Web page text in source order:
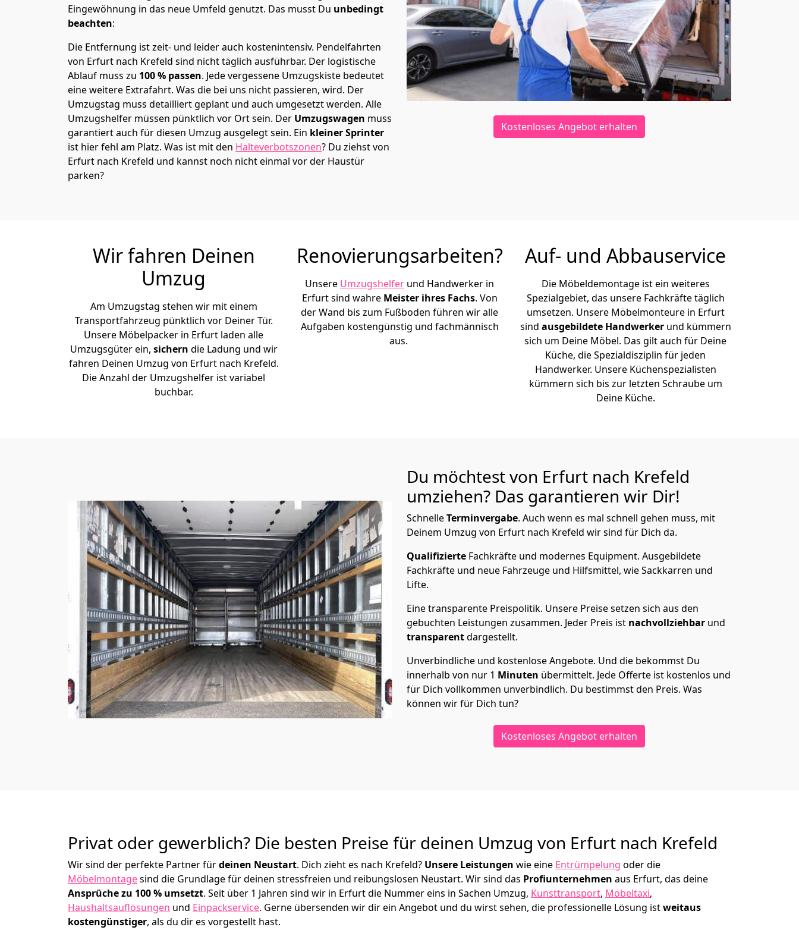
Eingewöhnung in das neue Umfeld genutzt. Das musst Du unbedingt
beachten:
Die Entfernung ist zeit- und leider auch kostenintensiv. Pendelfahrten
von Erfurt nach Krefeld sind nicht täglich ausführbar. Der logistische
Ablauf muss zu 100 % passen. Jede vergessene Umzugskiste bedeutet
eine weitere Extrafahrt. Was die bei uns nicht passieren, wird. Der
Umzugstag muss detailliert geplant und auch umgesetzt werden. Alle
Umzugshelfer müssen pünktlich vor Ort sein. Der Umzugswagen muss
garantiert auch für diesen Umzug ausgelegt sein. Ein kleiner Sprinter
ist hier fehl am Platz. Was ist mit den Halteverbotszonen? Du ziehst von
Erfurt nach Krefeld und kannst noch nicht einmal vor der Haustür
parken?
Kostenloses Angebot erhalten
Wir fahren Deinen
Umzug
Am Umzugstag stehen wir mit einem
Transportfahrzeug pünktlich vor Deiner Tür.
Unsere Möbelpacker in Erfurt laden alle
Umzugsgüter ein, sichern die Ladung und wir
fahren Deinen Umzug von Erfurt nach Krefeld.
Die Anzahl der Umzugshelfer ist variabel
buchbar.
Renovierungsarbeiten?
Unsere Umzugshelfer und Handwerker in
Erfurt sind wahre Meister ihres Fachs. Von
der Wand bis zum Fußboden führen wir alle
Aufgaben kostengünstig und fachmännisch
aus.
Auf- und Abbauservice
Die Möbeldemontage ist ein weiteres
Spezialgebiet, das unsere Fachkräfte täglich
umsetzen. Unsere Möbelmonteure in Erfurt
sind ausgebildete Handwerker und kümmern
sich um Deine Möbel. Das gilt auch für Deine
Küche, die Spezialdisziplin für jeden
Handwerker. Unsere Küchenspezialisten
kümmern sich bis zur letzten Schraube um
Deine Küche.
Du möchtest von Erfurt nach Krefeld
umziehen? Das garantieren wir Dir!
SchnelleTerminvergabe. Auch wenn es mal schnell gehen muss, mit
Deinem Umzug von Erfurt nach Krefeld wir sind für Dich da.
Qualifizierte Fachkräfte und modernes Equipment. Ausgebildete
Fachkräfte und neue Fahrzeuge und Hilfsmittel, wie Sackkarren und
Lifte.
Eine transparente Preispolitik. Unsere Preise setzen sich aus den
gebuchten Leistungen zusammen. Jeder Preis ist nachvollziehbar und
transparentdargestellt.
Unverbindliche und kostenlose Angebote. Und die bekommst Du
innerhalb von nur 1 Minuten übermittelt. Jede Offerte ist kostenlos und
für Dich vollkommen unverbindlich. Du bestimmst den Preis. Was
können wir für Dich tun?
Kostenloses Angebot erhalten
Privat oder gewerblich? Die besten Preise für deinen Umzug von Erfurt nach Krefeld
Wir sind der perfekte Partner fürdeinen Neustart. Dich zieht es nach Krefeld? Unsere Leistungen wie eine Entrümpelung oder die
Möbelmontagesind die Grundlage für deinen stressfreien und reibungslosen Neustart. Wir sind das Profiunternehmen aus Erfurt, das deine
Ansprüche zu 100 % umsetzt. Seit über 1 Jahren sind wir in Erfurt die Nummer eins in Sachen Umzug, Kunsttransport, Möbeltaxi,
Haushaltsauflösungen und Einpackservice. Gerne übersenden wir dir ein Angebot und du wirst sehen, die professionelle Lösung istweitaus
kostengünstiger, als du dir es vorgestellt hast.